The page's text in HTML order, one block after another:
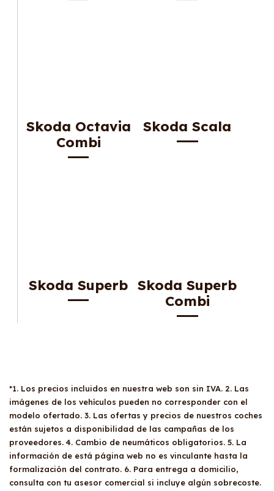
Skoda Octavia
Combi
Skoda Scala
Skoda Superb Skoda Superb
Combi
*1. Los precios incluidos en nuestra web son sin IVA. 2. Las
imágenes de los vehículos pueden no corresponder con el
modelo ofertado. 3. Las ofertas y precios de nuestros coches
están sujetos a disponibilidad de las campañas de los
proveedores. 4. Cambio de neumáticos obligatorios. 5. La
información de está página web no es vinculante hasta la
formalización del contrato. 6. Para entrega a domicilio,
consulta con tu asesor comercial si incluye algún sobrecoste.